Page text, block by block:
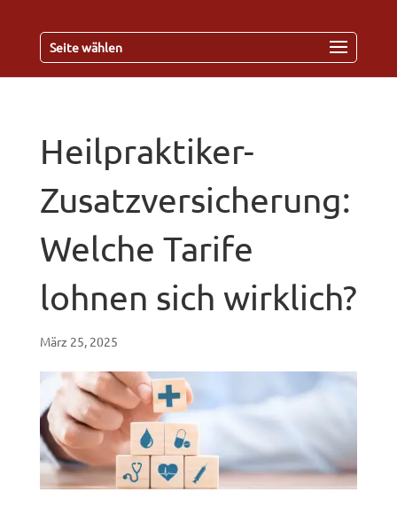
Seite wählen
Heilpraktiker-
Zusatzversicherung:
Welche Tarife
lohnen sich wirklich?
März 25, 2025